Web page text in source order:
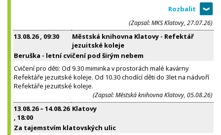
(Zapsal: MKS Klatovy, 27.07.26)
13.08.26, 09:30
Městská knihovna Klatovy - Refektář
jezuitské koleje
Beruška - letní cvičení pod širým nebem
Cvičení pro děti: Od 9.30 miminka v prostorách malé kavárny
Refektáře jezuitské koleje. Od 10.30 chodící děti do 3let na nádvoří
Refektáře jezuitské koleje.
(Zapsal: Městská knihovna Klatovy, 05.08.26)
13.08.26– 14.08.26
, 18:00
Klatovy
Za tajemstvím klatovských ulic